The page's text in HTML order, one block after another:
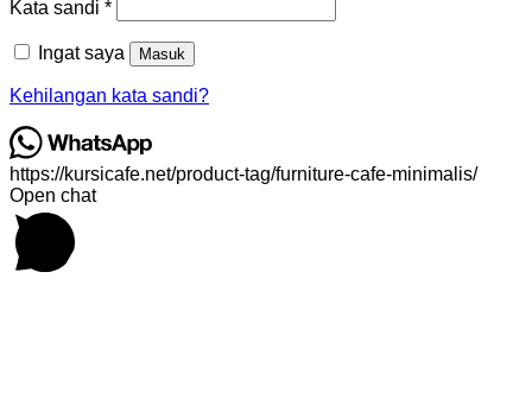
Kata sandi *Wajib
Ingat saya Masuk
Kehilangan kata sandi?
https://kursicafe.net/product-tag/furniture-cafe-minimalis/
Open chat